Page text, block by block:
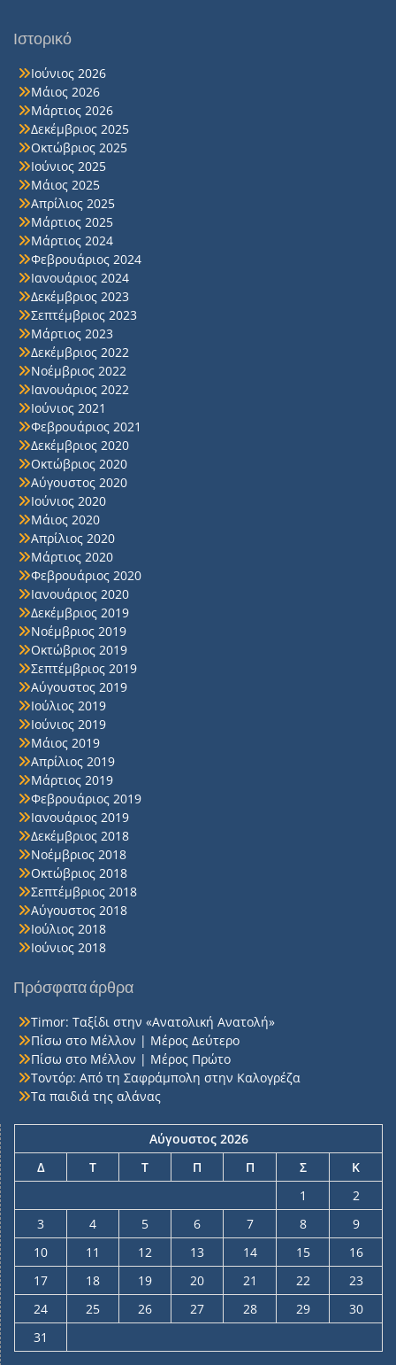
Ιστορικό
Ιούνιος 2026
Μάιος 2026
Μάρτιος 2026
Δεκέμβριος 2025
Οκτώβριος 2025
Ιούνιος 2025
Μάιος 2025
Απρίλιος 2025
Μάρτιος 2025
Μάρτιος 2024
Φεβρουάριος 2024
Ιανουάριος 2024
Δεκέμβριος 2023
Σεπτέμβριος 2023
Μάρτιος 2023
Δεκέμβριος 2022
Νοέμβριος 2022
Ιανουάριος 2022
Ιούνιος 2021
Φεβρουάριος 2021
Δεκέμβριος 2020
Οκτώβριος 2020
Αύγουστος 2020
Ιούνιος 2020
Μάιος 2020
Απρίλιος 2020
Μάρτιος 2020
Φεβρουάριος 2020
Ιανουάριος 2020
Δεκέμβριος 2019
Νοέμβριος 2019
Οκτώβριος 2019
Σεπτέμβριος 2019
Αύγουστος 2019
Ιούλιος 2019
Ιούνιος 2019
Μάιος 2019
Απρίλιος 2019
Μάρτιος 2019
Φεβρουάριος 2019
Ιανουάριος 2019
Δεκέμβριος 2018
Νοέμβριος 2018
Οκτώβριος 2018
Σεπτέμβριος 2018
Αύγουστος 2018
Ιούλιος 2018
Ιούνιος 2018
Πρόσφατα άρθρα
Timor: Ταξίδι στην «Ανατολική Ανατολή»
Πίσω στο Μέλλον | Μέρος Δεύτερο
Πίσω στο Μέλλον | Μέρος Πρώτο
Τοντόρ: Από τη Σαφράμπολη στην Καλογρέζα
Τα παιδιά της αλάνας
Αύγουστος 2026
Δ
Τ Τ Π Π Σ
Κ
1
2
3
4 5 6 7 8
9
10
11 12 13 14 15
16
17
18 19 20 21 22
23
24
25 26 27 28 29
30
31